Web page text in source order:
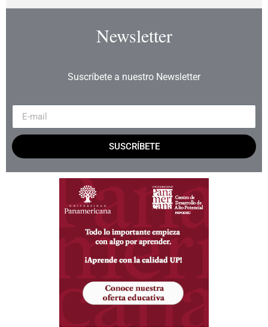
Newsletter
Suscríbete a nuestro Newsletter
SUSCRÍBETE